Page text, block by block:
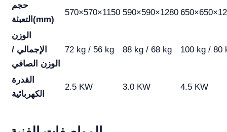
حجم
التعبئة(mm)
570×570×1150 590×590×1280
الوزن
الإجمالي /
الوزن الصافي
72 kg / 56 kg 88 kg / 68 kg 100 kg / 80
القدرة
الكهربائية
2.5 KW 3.0 KW 4.5 KW